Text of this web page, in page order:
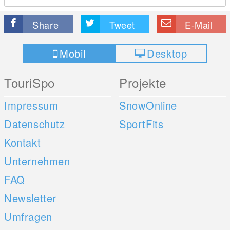
Share Tweet E-Mail
Mobil Desktop
TouriSpo
Impressum
Datenschutz
Kontakt
Unternehmen
FAQ
Newsletter
Umfragen
Projekte
SnowOnline
SportFits